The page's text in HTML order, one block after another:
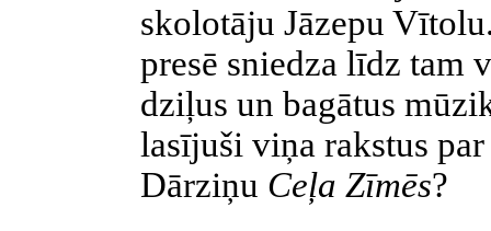
skolotāju Jāzepu
presē sniedza līdz tam
dziļus un bagātus
lasījuši viņa rakstus
Dārziņu Ceļa Zīmēs?